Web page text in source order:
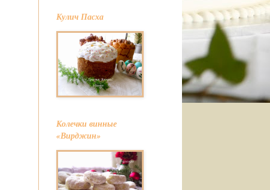
Кулич Пасха
Колечки винные
«Вирджин»